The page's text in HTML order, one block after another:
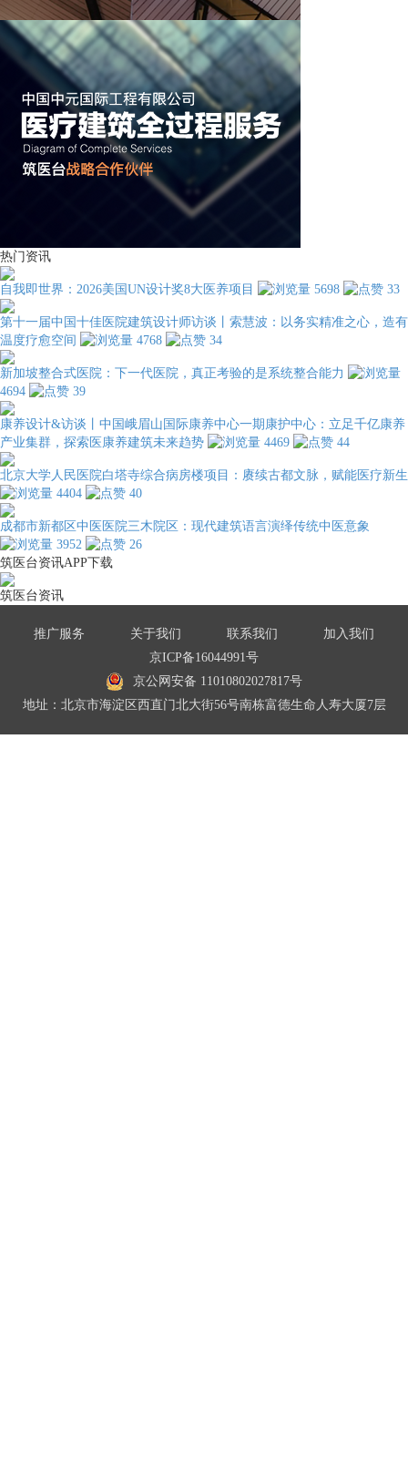
热门资讯
自我即世界：2026美国UN设计奖8大医养项目 5698 33
第十一届中国十佳医院建筑设计师访谈丨索慧波：以务实精准之心，造有
温度疗愈空间
4768 34
新加坡整合式医院：下一代医院，真正考验的是系统整合能力
4694
39
康养设计&访谈丨中国峨眉山国际康养中心一期康护中心：立足千亿康养
产业集群，探索医康养建筑未来趋势
4469 44
北京大学人民医院白塔寺综合病房楼项目：赓续古都文脉，赋能医疗新生
4404
40
成都市新都区中医医院三木院区：现代建筑语言演绎传统中医意象
3952
26
筑医台资讯APP下载
筑医台资讯
推广服务 关于我们 联系我们
加入我们
京ICP备16044991号
京公网安备 11010802027817号
地址：北京市海淀区西直门北大街56号南栋富德生命人寿大厦7层